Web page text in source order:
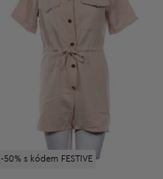
-50% s kódem FESTIVE